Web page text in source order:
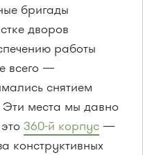
бригады
дворов
работы
всего —
снятием
Эти места мы давно
360-й корпус —
конструктивных